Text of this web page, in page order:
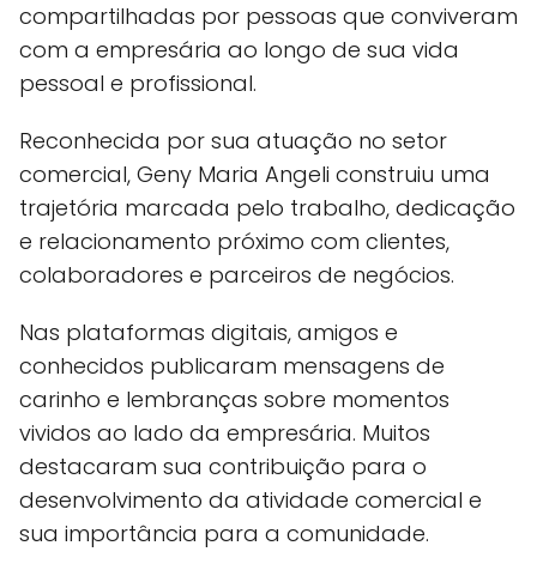
compartilhadas por pessoas que conviveram
com a empresária ao longo de sua vida
pessoal e profissional.
Reconhecida por sua atuação no setor
comercial, Geny Maria Angeli construiu uma
trajetória marcada pelo trabalho, dedicação
e relacionamento próximo com clientes,
colaboradores e parceiros de negócios.
Nas plataformas digitais, amigos e
conhecidos publicaram mensagens de
carinho e lembranças sobre momentos
vividos ao lado da empresária. Muitos
destacaram sua contribuição para o
desenvolvimento da atividade comercial e
sua importância para a comunidade.